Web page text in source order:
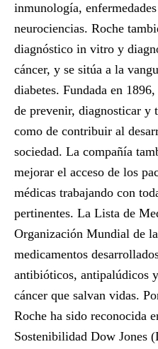
inmunología,
neurociencias. Roche
diagnóstico in vitro y
cáncer, y se sitúa a la
diabetes. Fundada en
de prevenir, diagnosticar y
como de contribuir al
sociedad. La compañía
mejorar el acceso de los
médicas trabajando con
pertinentes. La Lista de
Organización Mundial de
medicamentos
antibióticos, antipalúdicos
cáncer que salvan vidas.
Roche ha sido reconocida
Sostenibilidad Dow Jones